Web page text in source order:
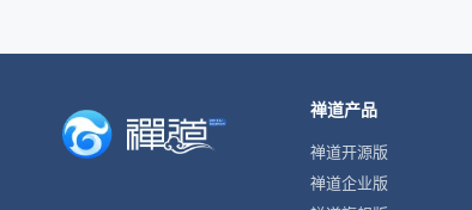
禅道产品
禅道开源版
禅道企业版